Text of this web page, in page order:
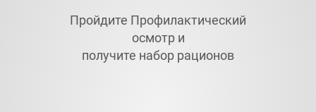
Пройдите Профилактический
осмотр и
получите набор рационов